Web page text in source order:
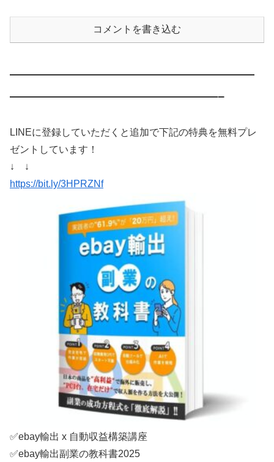
コメントを書き込む
————————————————————
—————————————————–
LINEに登録していただくと追加で下記の特典を無料プレ
ゼントしています！
↓ ↓
https://bit.ly/3HPRZNf
✅ebay輸出 x 自動収益構築講座
✅ebay輸出副業の教科書2025